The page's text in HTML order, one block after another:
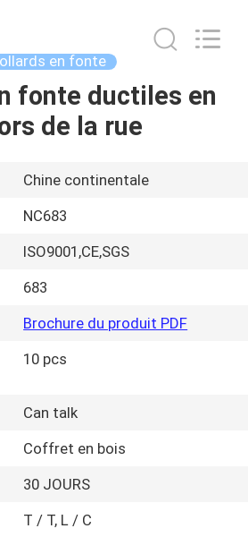
en fonte
fonte ductiles en
de la rue
Chine continentale
NC683
ISO9001,CE,SGS
683
Brochure du produit PDF
10 pcs
Can talk
Coffret en bois
30 JOURS
T / T, L / C